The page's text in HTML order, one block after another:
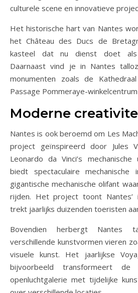
culturele scene en innovatieve
Het historische hart van Nantes
het Château des Ducs de
kasteel dat nu dienst doet als
Daarnaast vind je in Nantes
monumenten zoals de
Passage Pommeraye-
Moderne
Nantes is ook beroemd om Les
project geïnspireerd door Jules
Leonardo da Vinci’s
biedt spectaculaire mechanische
gigantische mechanische olifant
rijden. Het project toont Nantes’
trekt jaarlijks duizenden toeristen
Bovendien herbergt Nantes
verschillende kunstvormen vieren
visuele kunst. Het jaarlijkse
bijvoorbeeld transformeert
openluchtgalerie met tijdelijke